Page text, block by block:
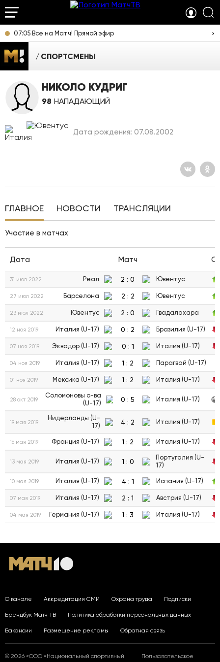
07:05 Все на Матч! Прямой эфир
СПОРТСМЕНЫ
НИКОЛО КУДРИГ
98 НАПАДАЮЩИЙ
Дата рождения: 07.08.2002
ГЛАВНОЕ НОВОСТИ ТРАНСЛЯЦИИ
Участие в матчах
Дата Матч
31 июл 2022 Реал 2 : 0 Ювентус
27 июл 2022 Барселона 2 : 2 Ювентус
23 июл 2022 Ювентус 2 : 0 Гвадалахара
12 ноя 2019 Италия (U-17) 0 : 2 Бразилия (U-17)
07 ноя 2019 Эквадор (U-17) 0 : 1 Италия (U-17)
04 ноя 2019 Италия (U-17) 1 : 2 Парагвай (U-17)
01 ноя 2019 Мексика (U-17) 1 : 2 Италия (U-17)
28 окт 2019
Соломоновы о-ва
(U-17)
0 : 5 Италия (U-17)
19 мая 2019
Нидерланды (U-
17)
4 : 2 Италия (U-17)
16 мая 2019 Франция (U-17) 1 : 2 Италия (U-17)
13 мая 2019 Италия (U-17) 1 : 0
Португалия (U-
17)
10 мая 2019 Италия (U-17) 4 : 1 Испания (U-17)
07 мая 2019 Италия (U-17) 2 : 1 Австрия (U-17)
04 мая 2019 Германия (U-17) 1 : 3 Италия (U-17)
О канале Аккредитация СМИ Охрана труда Подписки
Брендбук Матч ТВ Политика обработки персональных данных
Вакансии Размещение рекламы Обратная связь
© 2026 «ООО «Национальный спортивный
Пользовательское